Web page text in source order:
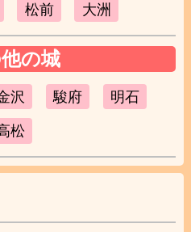
松前 大洲
の城
沢 駿府 明石
松